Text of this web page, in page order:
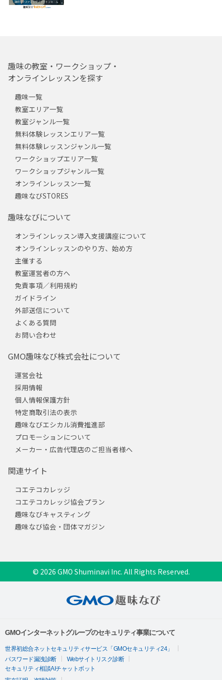
趣味の教室・ワークショップ・
オンラインレッスンを探す
趣味一覧
教室エリア一覧
教室ジャンル一覧
無料体験レッスンエリア一覧
無料体験レッスンジャンル一覧
ワークショップエリア一覧
ワークショップジャンル一覧
オンラインレッスン一覧
趣味なびSTORES
趣味なびについて
オンラインレッスン導入支援講座について
オンラインレッスンのやり方、始め方
主催する
教室運営者の方へ
免責事項／利用規約
ガイドライン
外部送信について
よくある質問
お問い合わせ
GMO趣味なび株式会社について
運営会社
採用情報
個人情報保護方針
特定商取引法の表示
趣味なびエシカル消費推進部
プロモーションについて
メーカー・広告代理店のご担当者様へ
関連サイト
コエテコカレッジ
コエテコカレッジ協会プラン
趣味なびキャスティング
趣味なび協会・団体マガジン
© 2026 GMO Shuminavi Inc. All Rights Reserved.